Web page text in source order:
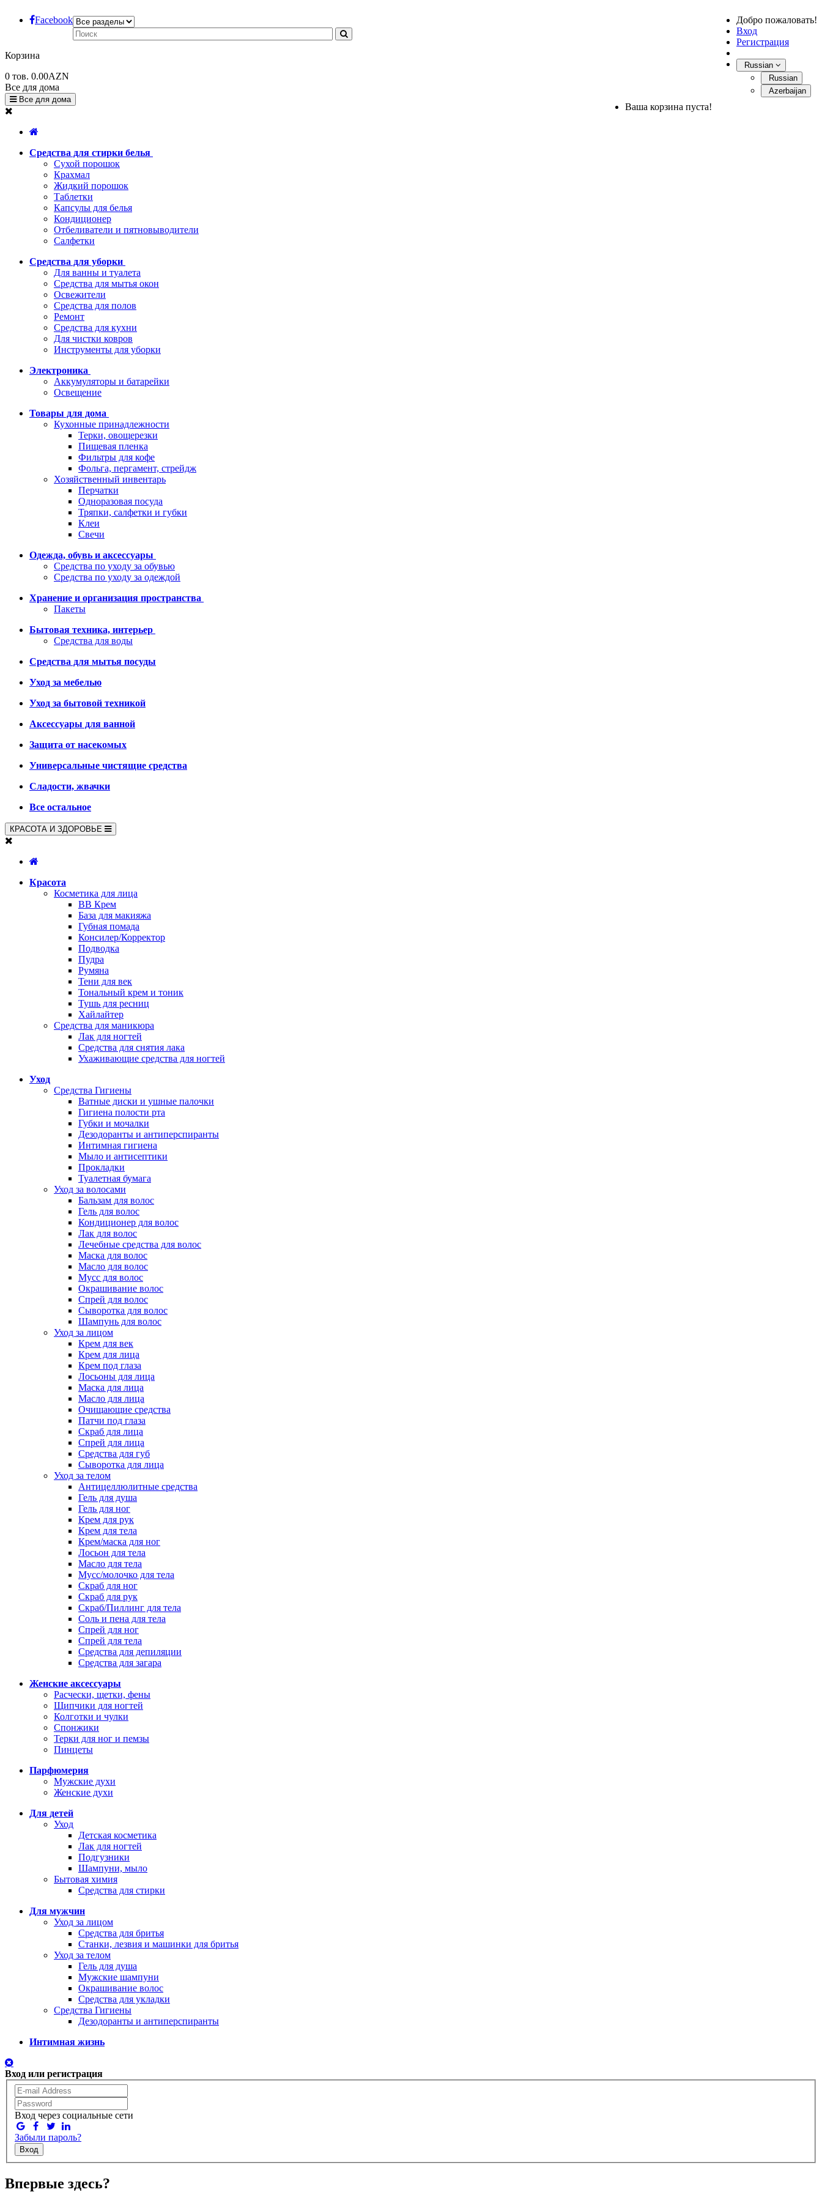
Facebook
Добро пожаловать!
Вход
Регистрация
Russian
Russian
Azerbaijan
Корзина
0 тов. 0.00AZN
Ваша корзина пуста!
Все для дома
Все для дома
Средства для стирки белья
Сухой порошок
Крахмал
Жидкий порошок
Таблетки
Капсулы для белья
Кондиционер
Отбеливатели и пятновыводители
Салфетки
Средства для уборки
Для ванны и туалета
Средства для мытья окон
Освежители
Средства для полов
Ремонт
Средства для кухни
Для чистки ковров
Инструменты для уборки
Электроника
Аккумуляторы и батарейки
Освещение
Товары для дома
Кухонные принадлежности
Терки, овощерезки
Пищевая пленка
Фильтры для кофе
Фольга, пергамент, стрейдж
Хозяйственный инвентарь
Перчатки
Одноразовая посуда
Тряпки, салфетки и губки
Клеи
Свечи
Одежда, обувь и аксессуары
Средства по уходу за обувью
Средства по уходу за одеждой
Хранение и организация пространства
Пакеты
Бытовая техника, интерьер
Средства для воды
Средства для мытья посуды
Уход за мебелью
Уход за бытовой техникой
Аксессуары для ванной
Защита от насекомых
Универсальные чистящие средства
Сладости, жвачки
Все остальное
КРАСОТА И ЗДОРОВЬЕ
Красота
Косметика для лица
BB Крем
База для макияжа
Губная помада
Консилер/Корректор
Подводка
Пудра
Румяна
Тени для век
Тональный крем и тоник
Тушь для ресниц
Хайлайтер
Средства для маникюра
Лак для ногтей
Средства для снятия лака
Ухаживающие средства для ногтей
Уход
Средства Гигиены
Ватные диски и ушные палочки
Гигиена полости рта
Губки и мочалки
Дезодоранты и антиперспиранты
Интимная гигиена
Мыло и антисептики
Прокладки
Туалетная бумага
Уход за волосами
Бальзам для волос
Гель для волос
Кондиционер для волос
Лак для волос
Лечебные средства для волос
Маска для волос
Масло для волос
Мусс для волос
Окрашивание волос
Спрей для волос
Сыворотка для волос
Шампунь для волос
Уход за лицом
Крем для век
Крем для лица
Крем под глаза
Лосьоны для лица
Маска для лица
Масло для лица
Очищающие средства
Патчи под глаза
Скраб для лица
Спрей для лица
Средства для губ
Сыворотка для лица
Уход за телом
Антицеллюлитные средства
Гель для душа
Гель для ног
Крем для рук
Крем для тела
Крем/маска для ног
Лосьон для тела
Масло для тела
Мусс/молочко для тела
Скраб для ног
Скраб для рук
Скраб/Пиллинг для тела
Соль и пена для тела
Спрей для ног
Спрей для тела
Средства для депиляции
Средства для загара
Женские аксессуары
Расчески, щетки, фены
Щипчики для ногтей
Колготки и чулки
Спонжики
Терки для ног и пемзы
Пинцеты
Парфюмерия
Мужские духи
Женские духи
Для детей
Уход
Детская косметика
Лак для ногтей
Подгузники
Шампуни, мыло
Бытовая химия
Средства для стирки
Для мужчин
Уход за лицом
Средства для бритья
Станки, лезвия и машинки для бритья
Уход за телом
Гель для душа
Мужские шампуни
Окрашивание волос
Средства для укладки
Средства Гигиены
Дезодоранты и антиперспиранты
Интимная жизнь
Вход или регистрация
Вход через социальные сети
Забыли пароль?
Вход
Впервые здесь?